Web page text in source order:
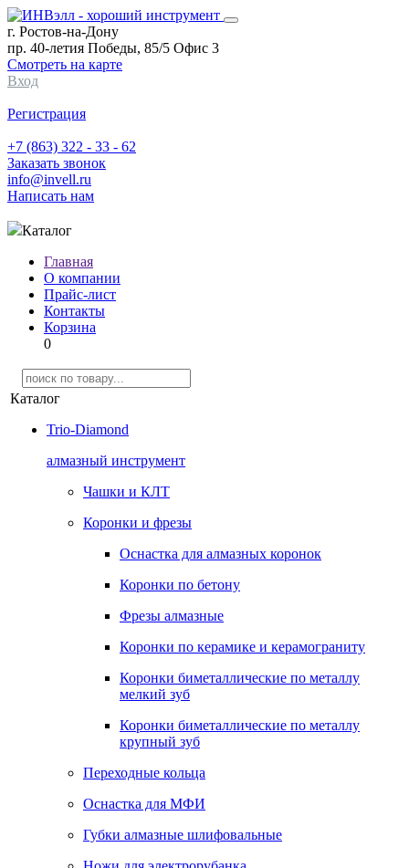
г. Ростов-на-Дону
пр. 40-летия Победы, 85/5 Офис 3
Смотреть на карте
Вход
Регистрация
+7 (863) 322 - 33 - 62
Заказать звонок
info@invell.ru
Написать нам
Каталог
Главная
О компании
Прайс-лист
Контакты
Корзина
0
Каталог
Trio-Diamond
алмазный инструмент
Чашки и КЛТ
Коронки и фрезы
Оснастка для алмазных коронок
Коронки по бетону
Фрезы алмазные
Коронки по керамике и керамограниту
Коронки биметаллические по металлу
мелкий зуб
Коронки биметаллические по металлу
крупный зуб
Переходные кольца
Оснастка для МФИ
Губки алмазные шлифовальные